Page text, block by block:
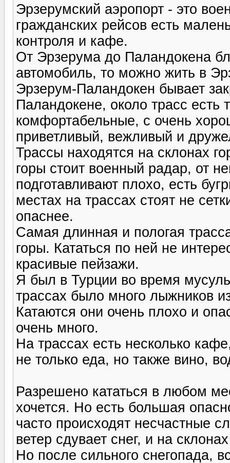
Эрзерумский аэропорт - это
гражданских рейсов есть
контроля и кафе.
От Эрзерума до Паландокена
автомобиль, то можно жить в
Эрзерум-Паландокен бывает
Паландокене, около трасс есть
комфортабельные, с очень
приветливый, вежливый и
Трассы находятся на склонах
горы стоит военный радар, от
подготавливают плохо, есть
местах на трассах стоят не
опаснее.
Самая длинная и пологая
горы. Кататься по ней не
красивые пейзажи.
Я был в Турции во время
трассах было много лыжников
Катаются они очень плохо и
очень много.
На трассах есть несколько
не только еда, но также вино,
Разрешено кататься в любом
хочется. Но есть большая
часто происходят несчастные
ветер сдувает снег, и на
Но после сильного снегопада,